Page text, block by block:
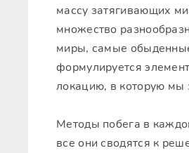
массу затягивающих
множество
миры, самые
формулируется
локацию, в которую мы
Методы побега в
все они сводятся к